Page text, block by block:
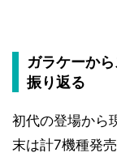
ガラケーか
振り返る
初代の登場から
末は計7機種発